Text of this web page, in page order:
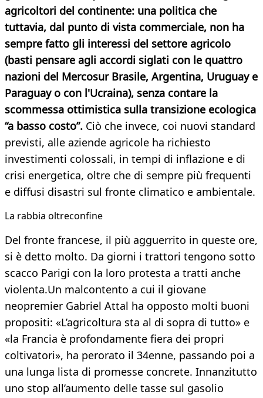
agricoltori del continente: una politica che
tuttavia, dal punto di vista commerciale, non ha
sempre fatto gli interessi del settore agricolo
(basti pensare agli accordi siglati con le quattro
nazioni del Mercosur Brasile, Argentina, Uruguay e
Paraguay o con l'Ucraina), senza contare la
scommessa ottimistica sulla transizione ecologica
“a basso costo”. Ciò che invece, coi nuovi standard
previsti, alle aziende agricole ha richiesto
investimenti colossali, in tempi di inflazione e di
crisi energetica, oltre che di sempre più frequenti
e diffusi disastri sul fronte climatico e ambientale.
La rabbia oltreconfine
Del fronte francese, il più agguerrito in queste ore,
si è detto molto. Da giorni i trattori tengono sotto
scacco Parigi con la loro protesta a tratti anche
violenta.Un malcontento a cui il giovane
neopremier Gabriel Attal ha opposto molti buoni
propositi: «L’agricoltura sta al di sopra di tutto» e
«la Francia è profondamente fiera dei propri
coltivatori», ha perorato il 34enne, passando poi a
una lunga lista di promesse concrete. Innanzitutto
uno stop all’aumento delle tasse sul gasolio